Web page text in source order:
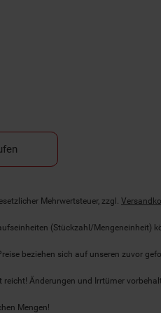
Mehrwertsteuer, zzgl.
(Stückzahl/Mengeneinheit)
beziehen sich auf unseren zuvor
reicht! Änderungen und Irrtümer
Mengen!